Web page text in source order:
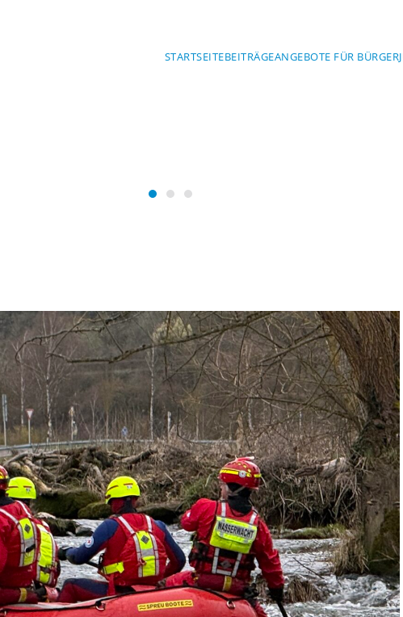
STARTSEITEBEITRÄGEANGEBOTE FÜR BÜRGER
Wasserwacht Bayern
Wasserwacht Bayern